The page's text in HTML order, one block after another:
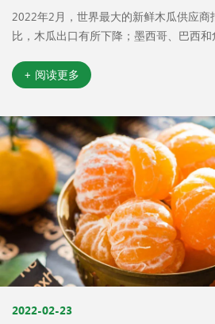
2022年2月，世界最大的新鲜木瓜供应
比，木瓜出口有所下降；墨西哥、巴西
+ 阅读更多
2022-02-23